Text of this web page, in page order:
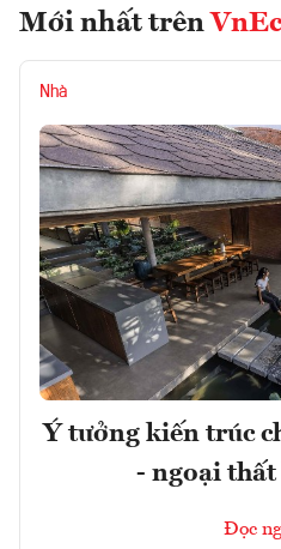
Mới nhất trên
Nhà
Ý tưởng kiến trúc
- ngoại
Đọc